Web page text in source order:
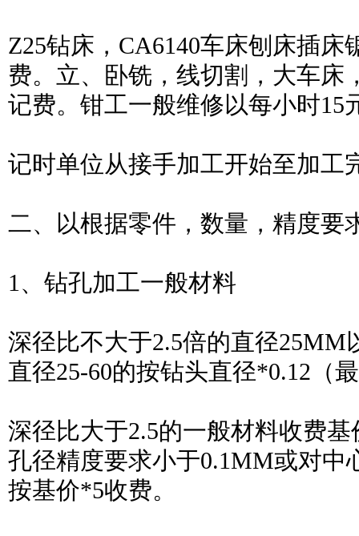
Z25钻床，CA6140车床刨床插床
费。立、卧铣，线切割，大车床
记费。钳工一般维修以每小时15
记时单位从接手加工开始至加工
二、以根据零件，数量，精度要
1、钻孔加工一般材料
深径比不大于2.5倍的直径25MM
直径25-60的按钻头直径*0.12（
深径比大于2.5的一般材料收费
孔径精度要求小于0.1MM或对中
按基价*5收费。